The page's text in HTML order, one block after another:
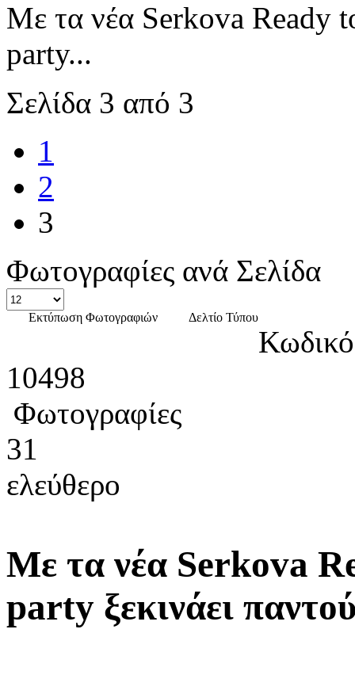
Με τα νέα Serkova Ready
party...
Σελίδα 3 από 3
1
2
3
Φωτογραφίες ανά Σελίδα
Εκτύπωση Φωτογραφιών Δελτίο Τύπου
10498
Φωτογραφίες
31
ελεύθερο
Με τα νέα Serkova
party ξεκινάει